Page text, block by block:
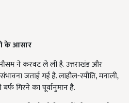
के आसार
मौसम ने करवट ले ली है. उत्तराखंड और
जताई गई है. लाहौल-स्पीति, मनाली,
गिरने का पूर्वानुमान है.